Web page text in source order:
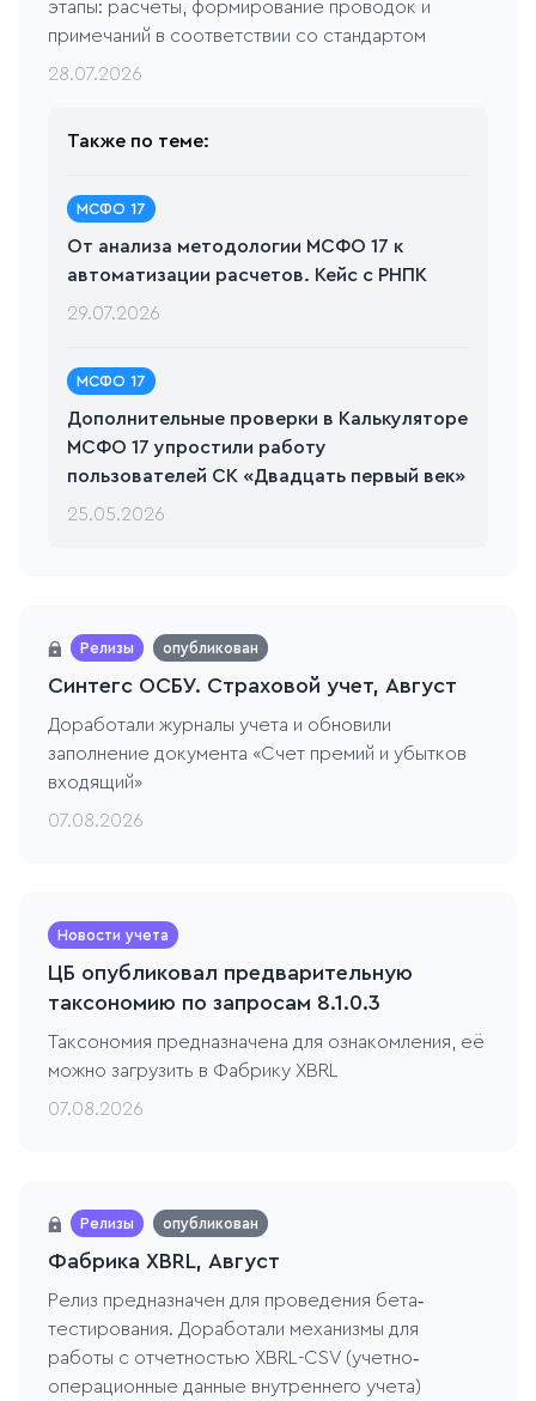
этапы: расчеты, формирование проводок и
примечаний в соответствии со стандартом
28.07.2026
Также по теме:
МСФО 17
От анализа методологии МСФО 17 к
автоматизации расчетов. Кейс c РНПК
29.07.2026
МСФО 17
Дополнительные проверки в Калькуляторе
МСФО 17 упростили работу
пользователей СК «Двадцать первый век»
25.05.2026
Релизы опубликован
Синтегс ОСБУ. Страховой учет, Август
Доработали журналы учета и обновили
заполнение документа «Счет премий и убытков
входящий»
07.08.2026
Новости учета
ЦБ опубликовал предварительную
таксономию по запросам 8.1.0.3
Таксономия предназначена для ознакомления, её
можно загрузить в Фабрику XBRL
07.08.2026
Релизы опубликован
Фабрика XBRL, Август
Релиз предназначен для проведения бета‐
тестирования. Доработали механизмы для
работы с отчетностью XBRL-CSV (учетно‐
операционные данные внутреннего учета)